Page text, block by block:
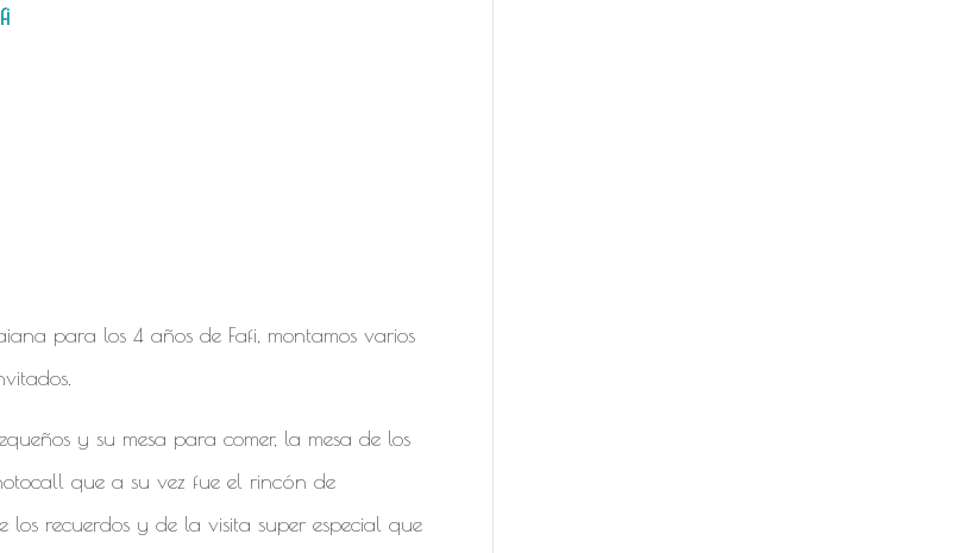
para los 4 años de Fafi, montamos varios
y su mesa para comer, la mesa de los
que a su vez fue el rincón de
recuerdos y de la visita super especial que